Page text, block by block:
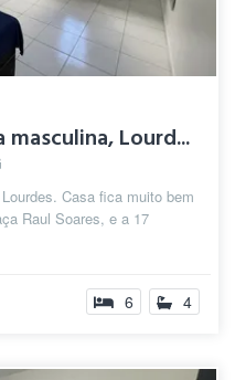
Lourd...
Casa fica muito bem
Raul Soares, e a 17
6 4